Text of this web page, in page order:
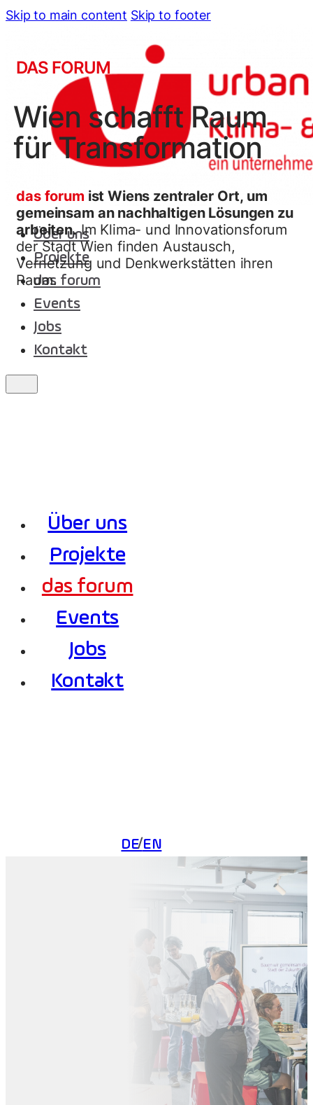
Skip to main content Skip to footer
Über uns
Projekte
das forum
Events
Jobs
Kontakt
Über uns
Projekte
das forum
Events
Jobs
Kontakt
EN
DE
DAS FORUM
Wien schafft Raum
für Transformation
das forum ist Wiens zentraler Ort, um
gemeinsam an nachhaltigen Lösungen zu
arbeiten.Im Klima- und Innovationsforum
der Stadt Wien finden Austausch,
Vernetzung und Denkwerkstätten ihren
Raum.